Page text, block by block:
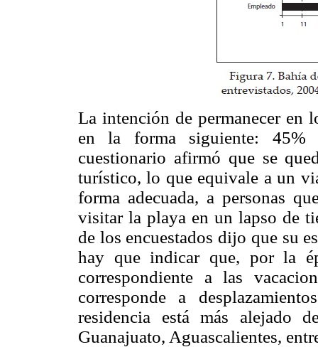
La intención de permanecer en
en la forma siguiente: 45%
cuestionario afirmó que se
turístico, lo que equivale a un
forma adecuada, a personas
visitar la playa en un lapso de
de los encuestados dijo que su
hay que indicar que, por la
correspondiente a las
corresponde a
residencia está más alejado
Guanajuato, Aguascalientes,